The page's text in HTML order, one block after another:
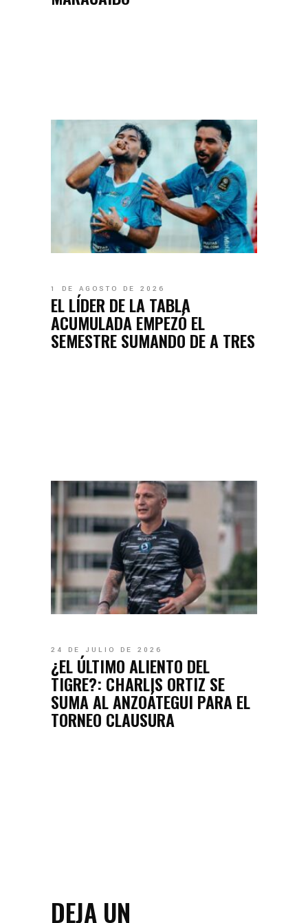
1 DE AGOSTO DE 2026
EL LÍDER DE LA TABLA
ACUMULADA EMPEZÓ EL
SEMESTRE SUMANDO DE A TRES
24 DE JULIO DE 2026
¿EL ÚLTIMO ALIENTO DEL
TIGRE?: CHARLIS ORTIZ SE
SUMA AL ANZOÁTEGUI PARA EL
TORNEO CLAUSURA
DEJA UN